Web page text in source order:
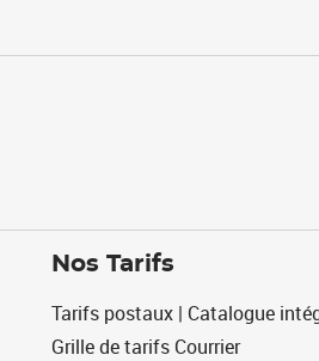
Nos Tarifs
Tarifs postaux | Catalogue
Grille de tarifs Courrier